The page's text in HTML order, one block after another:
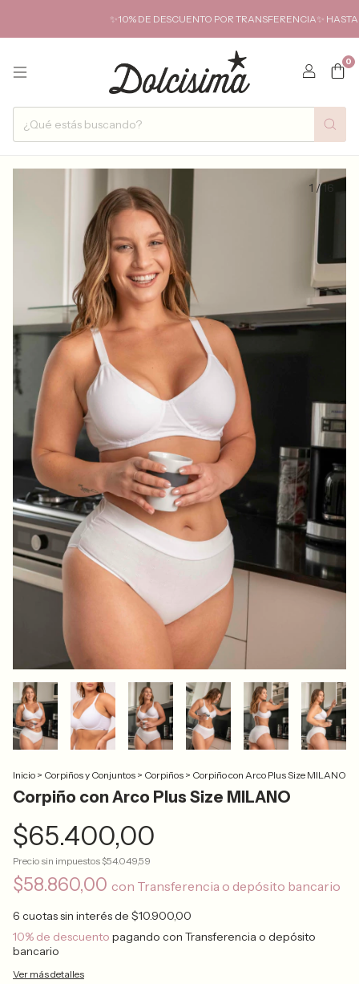
✨10% DE DESCUENTO POR TRANSFERENCIA✨ HASTA 6
0
1 /16
Inicio > Corpiños y Conjuntos > Corpiños > Corpiño con Arco Plus Size MILANO
Corpiño con Arco Plus Size MILANO
$65.400,00
Precio sin impuestos $54.049,59
$58.860,00 con Transferencia o depósito bancario
6 cuotas sin interés de $10.900,00
10% de descuento pagando con Transferencia o depósito
bancario
Ver más detalles